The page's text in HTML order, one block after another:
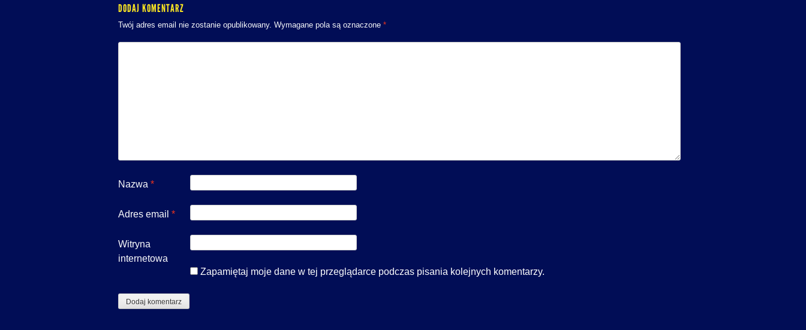
DODAJ KOMENTARZ
Twój adres email nie zostanie opublikowany. Wymagane pola są oznaczone *
Nazwa *
Adres email *
Witryna
internetowa
Zapamiętaj moje dane w tej przeglądarce podczas pisania kolejnych komentarzy.